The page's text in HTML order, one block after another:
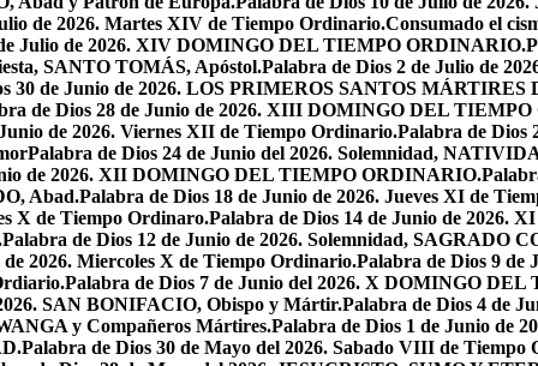
de 2026. Martes XIV de Tiempo Ordinario.Consumado el
Julio de 2026. XIV DOMINGO DEL TIEMPO ORDINARIO.
SANTO TOMÁS, Apóstol.Palabra de Dios 2 de Julio de
30 de Junio de 2026. LOS PRIMEROS SANTOS
de Dios 28 de Junio de 2026. XIII DOMINGO DEL
de 2026. Viernes XII de Tiempo Ordinario.Palabra de Dios
Palabra de Dios 24 de Junio del 2026. Solemnidad,
de 2026. XII DOMINGO DEL TIEMPO ORDINARIO.
Abad.Palabra de Dios 18 de Junio de 2026. Jueves XI de
X de Tiempo Ordinaro.Palabra de Dios 14 de Junio de
Palabra de Dios 12 de Junio de 2026. Solemnidad, SAGRADO
2026. Miercoles X de Tiempo Ordinario.Palabra de Dios 9 de
Palabra de Dios 7 de Junio del 2026. X DOMINGO
SAN BONIFACIO, Obispo y Mártir.Palabra de Dios 4 de
y Compañeros Mártires.Palabra de Dios 1 de Junio de
Palabra de Dios 30 de Mayo del 2026. Sabado VIII de Tiempo